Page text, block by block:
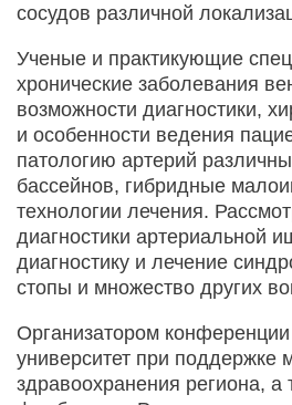
сосудов различной
Ученые и практикующие
хронические заболевания
возможности диагностики,
и особенности ведения
патологию артерий
бассейнов, гибридные
технологии лечения.
диагностики артериальной
диагностику и лечение
стопы и множество других
Организатором
университет при поддержке
здравоохранения региона, а